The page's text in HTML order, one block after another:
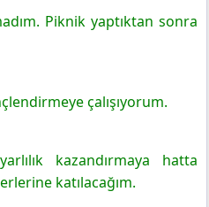
Piknik yaptıktan sonra
çalışıyorum.
kazandırmaya hatta
katılacağım.